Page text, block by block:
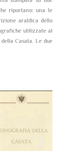
riportano: una le
araldica dello
utilizzate al
Casata. Le due